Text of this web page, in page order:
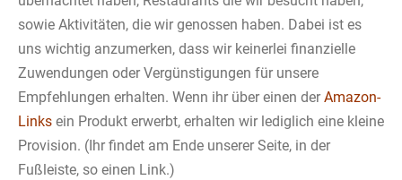
sowie Aktivitäten, die wir genossen haben. Dabei ist es
uns wichtig anzumerken, dass wir keinerlei finanzielle
Zuwendungen oder Vergünstigungen für unsere
Empfehlungen erhalten. Wenn ihr über einen der Amazon-
Links ein Produkt erwerbt, erhalten wir lediglich eine kleine
Provision. (Ihr findet am Ende unserer Seite, in der
Fußleiste, so einen Link.)